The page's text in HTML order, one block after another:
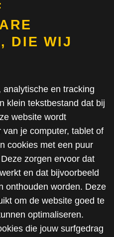
DIE WIJ
en tracking
klein tekstbestand dat bij
website wordt
je computer, tablet of
cookies met een puur
zorgen ervoor dat
en dat bijvoorbeeld
onthouden worden. Deze
om de website goed te
optimaliseren.
die jouw surfgedrag